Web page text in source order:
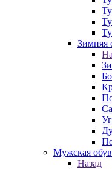
Зимняя
Мужская
Назад